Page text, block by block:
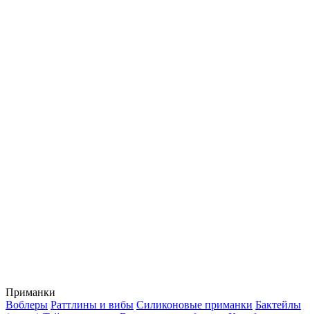
Приманки
Воблеры Раттлины и вибы Силиконовые приманки Бактейлы